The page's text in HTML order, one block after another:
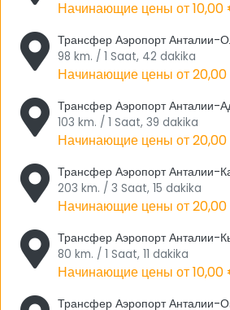
является самым жарким.
С точки зрения своей истории
восходит к древним временам и 50
пор воплощает природное чудо с
Несмотря на то, что во время
проведенных в пещерах Бельдиби и
следы очень древних времен,
Слово «Анталия» получило свое
«Аттолос». Это место, которое
покровительством османов в 1391 году,
как исторический город, желанный
не захваченный. Самое большое
является одним из самых важных
Начинающие цены от10,00
Трансфер Аэропорт Анталии-
98 km. / 1 Saat, 42 dakika
Начинающие цены от
Трансфер Аэропорт Анталии-
103 km. / 1 Saat, 39 dakika
Начинающие цены от
Трансфер Аэропорт Анталии-
203 km. / 3 Saat, 15 dakika
Начинающие цены от
Трансфер Аэропорт Анталии-
80 km. / 1 Saat, 11 dakika
Начинающие цены от10,00
Трансфер Аэропорт Анталии-